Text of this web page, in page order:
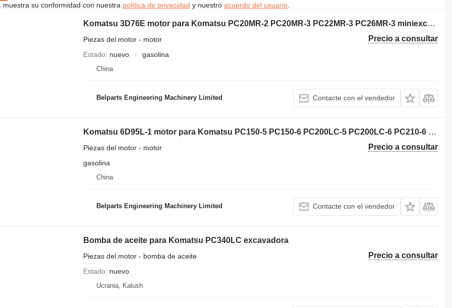
muestra su conformidad con nuestra política de privacidad y nuestro acuerdo del usuario.
Komatsu 3D76E motor para Komatsu PC20MR‑2 PC20MR‑3 PC22MR‑3 PC26MR‑3 miniexcavadora
Precio a consultar
Piezas del motor - motor
Estado
nuevo gasolina
China
Belparts Engineering Machinery Limited Contacte con el vendedor
Komatsu 6D95L‑1 motor para Komatsu PC150‑5 PC150‑6 PC200LC‑5 PC200LC‑6 PC210‑6 excavadora
Precio a consultar
Piezas del motor - motor
gasolina
China
Belparts Engineering Machinery Limited Contacte con el vendedor
Bomba de aceite para Komatsu PC340LC excavadora
Precio a consultar
Piezas del motor - bomba de aceite
Estado
nuevo
Ucrania, Kalush